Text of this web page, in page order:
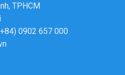
TPHCM
0902 657 000